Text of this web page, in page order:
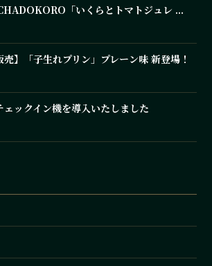
「いくらとトマトジュレ ...
売】「子生れプリン」プレーン味 新登場！
ェックイン機を導入いたしました